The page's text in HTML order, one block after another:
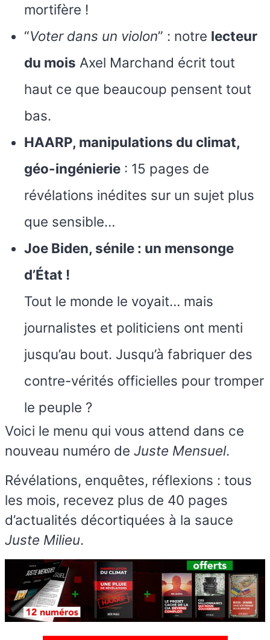
mortifère !
“Voter dans un violon” : notre lecteur
du mois Axel Marchand écrit tout
haut ce que beaucoup pensent tout
bas.
HAARP, manipulations du climat,
géo-ingénierie : 15 pages de
révélations inédites sur un sujet plus
que sensible…
Joe Biden, sénile : un mensonge
d’État !
Tout le monde le voyait… mais
journalistes et politiciens ont menti
jusqu’au bout. Jusqu’à fabriquer des
contre-vérités officielles pour tromper
le peuple ?
Voici le menu qui vous attend dans ce
nouveau numéro de Juste Mensuel.
Révélations, enquêtes, réflexions : tous
les mois, recevez plus de 40 pages
d’actualités décortiquées à la sauce
Juste Milieu.